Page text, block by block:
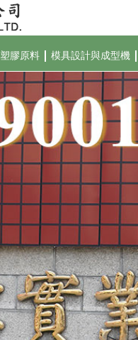
塑膠原料 模具設計與成型機